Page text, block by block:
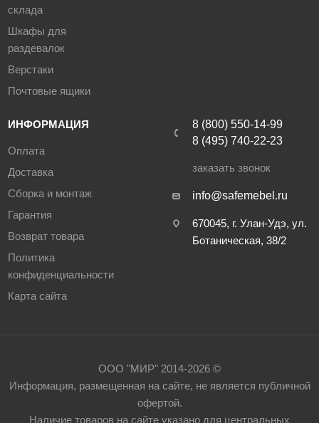
склада
Шкафы для
раздевалок
Верстаки
Почтовые ящики
ИНФОРМАЦИЯ
Оплата
Доставка
Сборка и монтаж
Гарантия
Возврат товара
Политика
конфиденциальности
Карта сайта
8 (800) 550-14-99
8 (495) 740-22-23
заказать звонок
info@safemebel.ru
670045, г. Улан-Удэ, ул.
Ботаническая, 38/2
ООО "МИР" 2014-2026 ©
Информация, размещенная на сайте, не является публичной
офертой.
Наличие товаров на сайте указано для центральных